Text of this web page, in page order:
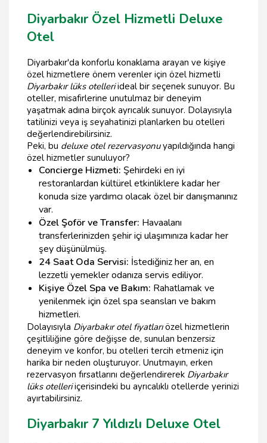
Diyarbakır Özel Hizmetli Deluxe
Otel
Diyarbakır'da konforlu konaklama arayan ve kişiye
özel hizmetlere önem verenler için özel hizmetli
Diyarbakır lüks otelleriideal bir seçenek sunuyor. Bu
oteller, misafirlerine unutulmaz bir deneyim
yaşatmak adına birçok ayrıcalık sunuyor. Dolayısıyla
tatilinizi veya iş seyahatinizi planlarken bu otelleri
değerlendirebilirsiniz.
Peki, bu deluxe otel rezervasyonuyapıldığında hangi
özel hizmetler sunuluyor?
Concierge Hizmeti: Şehirdeki en iyi
restoranlardan kültürel etkinliklere kadar her
konuda size yardımcı olacak özel bir danışmanınız
var.
Özel Şoför ve Transfer: Havaalanı
transferlerinizden şehir içi ulaşımınıza kadar her
şey düşünülmüş.
24 Saat Oda Servisi: İstediğiniz her an, en
lezzetli yemekler odanıza servis ediliyor.
Kişiye Özel Spa ve Bakım: Rahatlamak ve
yenilenmek için özel spa seansları ve bakım
hizmetleri.
Dolayısıyla Diyarbakır otel fiyatlarıözel hizmetlerin
çeşitliliğine göre değişse de, sunulan benzersiz
deneyim ve konfor, bu otelleri tercih etmeniz için
harika bir neden oluşturuyor. Unutmayın, erken
rezervasyon fırsatlarını değerlendirerek Diyarbakır
lüks otelleriiçerisindeki bu ayrıcalıklı otellerde yerinizi
ayırtabilirsiniz.
Diyarbakır 7 Yıldızlı Deluxe Otel